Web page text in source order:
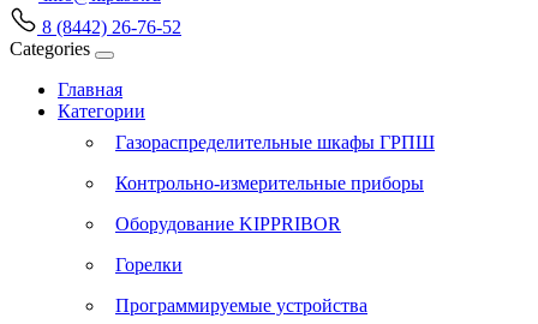
8 (8442) 26-76-52
Categories
Главная
Категории
Газораспределительные шкафы ГРПШ
Контрольно-измерительные приборы
Оборудование KIPPRIBOR
Горелки
Программируемые устройства